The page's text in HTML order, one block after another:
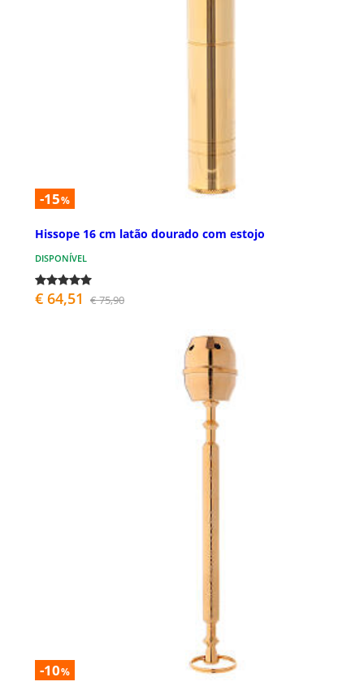
-15%
Hissope 16 cm latão dourado com estojo
DISPONÍVEL
€ 64,51 € 75,90
-10%